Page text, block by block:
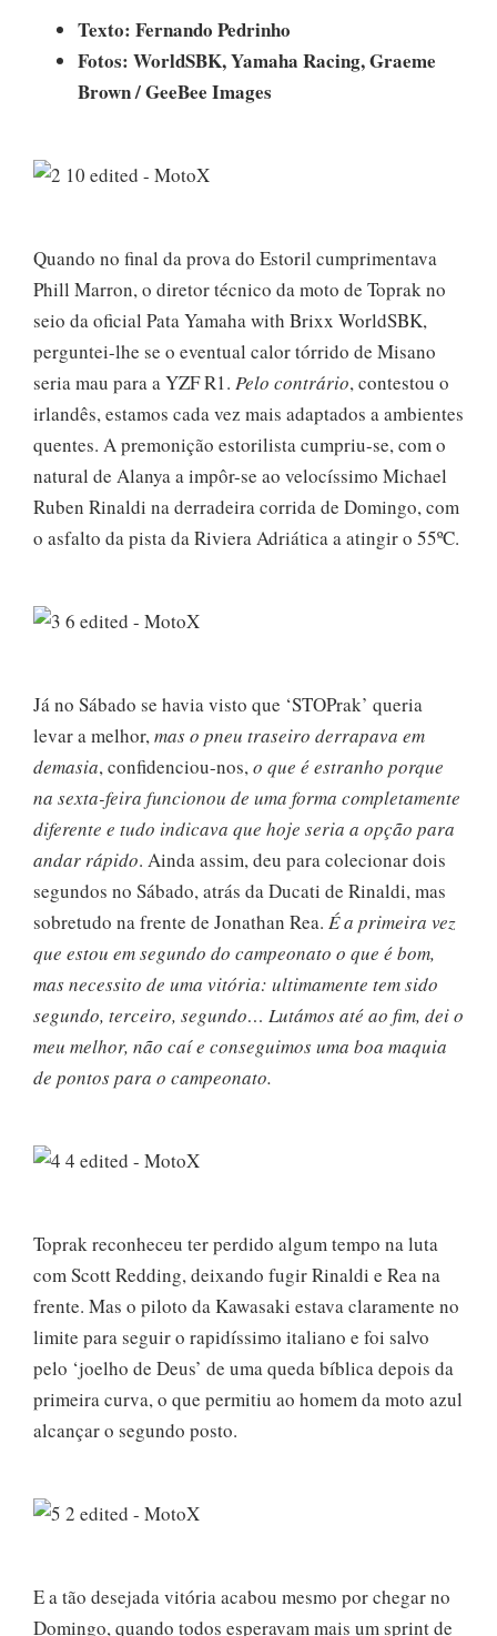
Texto: Fernando Pedrinho
Fotos: WorldSBK, Yamaha Racing, Graeme
Brown / GeeBee Images
Quando no final da prova do Estoril cumprimentava
Phill Marron, o diretor técnico da moto de Toprak no
seio da oficial Pata Yamaha with Brixx WorldSBK,
perguntei-lhe se o eventual calor tórrido de Misano
seria mau para a YZF R1. Pelo contrário, contestou o
irlandês, estamos cada vez mais adaptados a ambientes
quentes. A premonição estorilista cumpriu-se, com o
natural de Alanya a impôr-se ao velocíssimo Michael
Ruben Rinaldi na derradeira corrida de Domingo, com
o asfalto da pista da Riviera Adriática a atingir o 55ºC.
Já no Sábado se havia visto que ‘STOPrak’ queria
levar a melhor, mas o pneu traseiro derrapava em
demasia, confidenciou-nos, o que é estranho porque
na sexta-feira funcionou de uma forma completamente
diferente e tudo indicava que hoje seria a opção para
andar rápido. Ainda assim, deu para colecionar dois
segundos no Sábado, atrás da Ducati de Rinaldi, mas
sobretudo na frente de Jonathan Rea. É a primeira vez
que estou em segundo do campeonato o que é bom,
mas necessito de uma vitória: ultimamente tem sido
segundo, terceiro, segundo… Lutámos até ao fim, dei o
meu melhor, não caí e conseguimos uma boa maquia
de pontos para o campeonato.
Toprak reconheceu ter perdido algum tempo na luta
com Scott Redding, deixando fugir Rinaldi e Rea na
frente. Mas o piloto da Kawasaki estava claramente no
limite para seguir o rapidíssimo italiano e foi salvo
pelo ‘joelho de Deus’ de uma queda bíblica depois da
primeira curva, o que permitiu ao homem da moto azul
alcançar o segundo posto.
E a tão desejada vitória acabou mesmo por chegar no
Domingo, quando todos esperavam mais um sprint de